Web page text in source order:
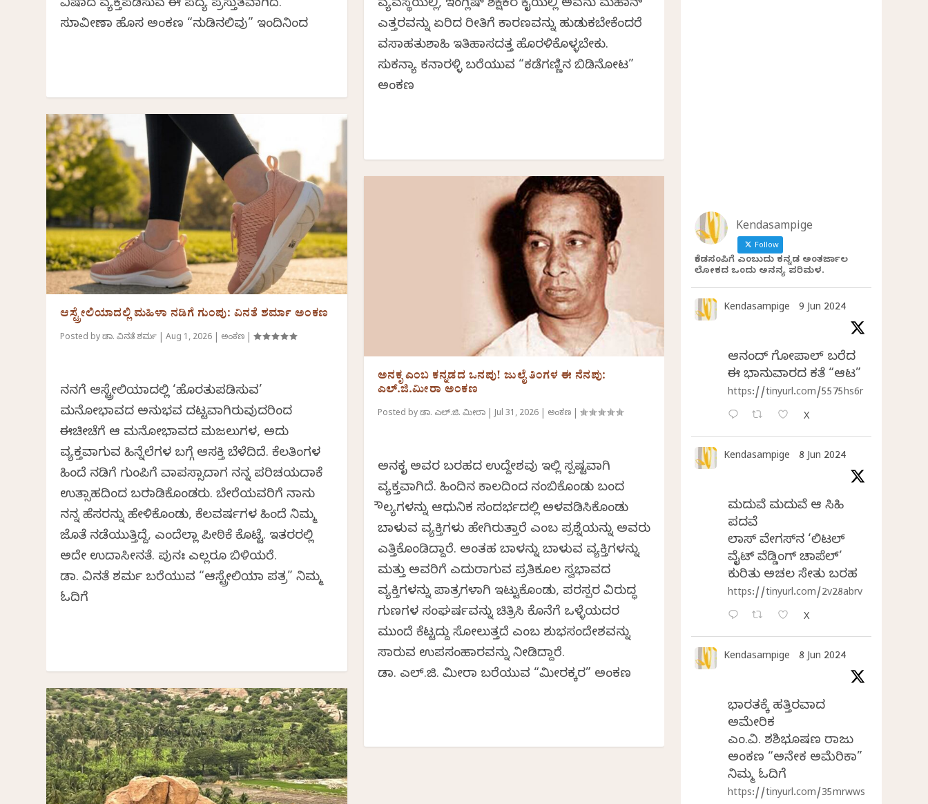
ವಿಷಾದ ವ್ಯಕ್ತಪಡಿಸುವ ಈ ಪದ್ಯ ಪ್ರಸ್ತುತವಾಗಿದೆ.
ಸುಮಾವೀಣಾ ಹೊಸ ಅಂಕಣ “ನುಡಿನಲಿವು” ಇಂದಿನಿಂದ
ಆಸ್ಟ್ರೇಲಿಯಾದಲ್ಲಿ ಮಹಿಳಾ ನಡಿಗೆ ಗುಂಪು: ವಿನತೆ ಶರ್ಮಾ ಅಂಕಣ
Posted byಡಾ. ವಿನತೆ ಶರ್ಮ |Aug 1, 2026 ಅಂಕಣ |
ನನಗೆ ಆಸ್ಟ್ರೇಲಿಯಾದಲ್ಲಿ ‘ಹೊರತುಪಡಿಸುವ’
ಮನೋಭಾವದ ಅನುಭವ ದಟ್ಟವಾಗಿರುವುದರಿಂದ
ಈಚೀಚೆಗೆ ಆ ಮನೋಭಾವದ ಮಜಲುಗಳ, ಅದು
ವ್ಯಕ್ತವಾಗುವ ಹಿನ್ನೆಲೆಗಳ ಬಗ್ಗೆ ಆಸಕ್ತಿ ಬೆಳೆದಿದೆ. ಕೆಲತಿಂಗಳ
ಹಿಂದೆ ನಡಿಗೆ ಗುಂಪಿಗೆ ವಾಪಸ್ಸಾದಾಗ ನನ್ನ ಪರಿಚಯದಾಕೆ
ಉತ್ಸಾಹದಿಂದ ಬರಮಾಡಿಕೊಂಡರು. ಬೇರೆಯವರಿಗೆ ನಾನು
ನನ್ನ ಹೆಸರನ್ನು ಹೇಳಿಕೊಂಡು, ಕೆಲವರ್ಷಗಳ ಹಿಂದೆ ನಿಮ್ಮ
ಜೊತೆ ನಡೆಯುತ್ತಿದ್ದೆ, ಎಂದೆಲ್ಲಾ ಪೀಠಿಕೆ ಕೊಟ್ಟೆ. ಇತರರಲ್ಲಿ
ಅದೇ ಉದಾಸೀನತೆ. ಪುನಃ ಎಲ್ಲರೂ ಬಿಳಿಯರೆ.
ಡಾ. ವಿನತೆ ಶರ್ಮ ಬರೆಯುವ “ಆಸ್ಟ್ರೇಲಿಯಾ ಪತ್ರ” ನಿಮ್ಮ
ಓದಿಗೆ
ವ್ಯವಸ್ಥೆಯಲ್ಲಿ, ಇಂಗ್ಲಿಷ್ ಶಿಕ್ಷಕರ ಕೈಯಲ್ಲಿ ಅವನು ಮಹಾನ್
ಎತ್ತರವನ್ನು ಏರಿದ ರೀತಿಗೆ ಕಾರಣವನ್ನು ಹುಡುಕಬೇಕೆಂದರೆ
ವಸಾಹತುಶಾಹಿ ಇತಿಹಾಸದತ್ತ ಹೊರಳಿಕೊಳ್ಳಬೇಕು.
ಸುಕನ್ಯಾ ಕನಾರಳ್ಳಿ ಬರೆಯುವ “ಕಡೆಗಣ್ಣಿನ ಬಿಡಿನೋಟ”
ಅಂಕಣ
ಅನಕೃ ಎಂಬ ಕನ್ನಡದ ಒನಪು! ಜುಲೈ ತಿಂಗಳ ಈ ನೆನಪು:
ಎಲ್.ಜಿ.ಮೀರಾ ಅಂಕಣ
Posted byಡಾ. ಎಲ್.ಜಿ. ಮೀರಾ| Jul 31, 2026| ಅಂಕಣ|
ಅನಕೃ ಅವರ ಬರಹದ ಉದ್ದೇಶವು ಇಲ್ಲಿ ಸ್ಪಷ್ಟವಾಗಿ
ವ್ಯಕ್ತವಾಗಿದೆ. ಹಿಂದಿನ ಕಾಲದಿಂದ ನಂಬಿಕೊಂಡು ಬಂದ
ಮೌಲ್ಯಗಳನ್ನು ಆಧುನಿಕ ಸಂದರ್ಭದಲ್ಲಿ ಅಳವಡಿಸಿಕೊಂಡು
ಬಾಳುವ ವ್ಯಕ್ತಿಗಳು ಹೇಗಿರುತ್ತಾರೆ ಎಂಬ ಪ್ರಶ್ನೆಯನ್ನು ಅವರು
ಎತ್ತಿಕೊಂಡಿದ್ದಾರೆ. ಅಂತಹ ಬಾಳನ್ನು ಬಾಳುವ ವ್ಯಕ್ತಿಗಳನ್ನು
ಮತ್ತು ಅವರಿಗೆ ಎದುರಾಗುವ ಪ್ರತಿಕೂಲ ಸ್ವಭಾವದ
ವ್ಯಕ್ತಿಗಳನ್ನು ಪಾತ್ರಗಳಾಗಿ ಇಟ್ಟುಕೊಂಡು, ಪರಸ್ಪರ ವಿರುದ್ಧ
ಗುಣಗಳ ಸಂಘರ್ಷವನ್ನು ಚಿತ್ರಿಸಿ ಕೊನೆಗೆ ಒಳ್ಳೆಯದರ
ಮುಂದೆ ಕೆಟ್ಟದ್ದು ಸೋಲುತ್ತದೆ ಎಂಬ ಶುಭಸಂದೇಶವನ್ನು
ಸಾರುವ ಉಪಸಂಹಾರವನ್ನು ನೀಡಿದ್ದಾರೆ.
ಡಾ. ಎಲ್.ಜಿ. ಮೀರಾ ಬರೆಯುವ “ಮೀರಕ್ಕರ” ಅಂಕಣ
Kendasampige
Follow
ಕೆಂಡಸಂಪಿಗೆ ಎಂಬುದು ಕನ್ನಡ ಅಂತರ್ಜಾಲ
ಲೋಕದ ಒಂದು ಅನನ್ಯ ಪರಿಮಳ.
Kendasampige 9 Jun 2024
ಆನಂದ್‌ ಗೋಪಾಲ್‌ ಬರೆದ
ಈ ಭಾನುವಾರದ ಕತೆ “ಆಟ”
https://tinyurl.com/5575hs6r
X
Kendasampige 8 Jun 2024
ಮದುವೆ ಮದುವೆ ಆ ಸಿಹಿ
ಪದವೆ
ಲಾಸ್‌ ವೇಗಸ್‌ನ ‘ಲಿಟಲ್
ವೈಟ್ ವೆಡ್ಡಿಂಗ್ ಚಾಪೆಲ್’
ಕುರಿತು ಅಚಲ ಸೇತು ಬರಹ
https://tinyurl.com/2v28abrv
X
Kendasampige 8 Jun 2024
ಭಾರತಕ್ಕೆ ಹತ್ತಿರವಾದ
ಅಮೇರಿಕ
ಎಂ.ವಿ. ಶಶಿಭೂಷಣ ರಾಜು
ಅಂಕಣ “ಅನೇಕ ಅಮೆರಿಕಾ”
ನಿಮ್ಮ ಓದಿಗೆ
https://tinyurl.com/35mrwws